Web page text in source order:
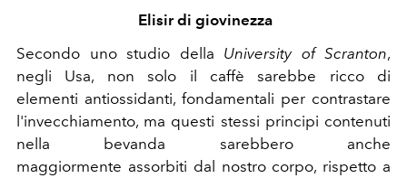
Elisir di giovinezza
Secondo uno studio della University of Scranton,
negli Usa, non solo il caffè sarebbe ricco di
elementi antiossidanti, fondamentali per contrastare
l'invecchiamento, ma questi stessi principi contenuti
nella bevanda sarebbero anche
maggiormente assorbiti dal nostro corpo, rispetto a